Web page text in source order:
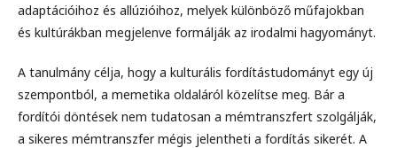
adaptációihoz és allúzióihoz, melyek különböző műfajokban
és kultúrákban megjelenve formálják az irodalmi hagyományt.
A tanulmány célja, hogy a kulturális fordítástudományt egy új
szempontból, a memetika oldaláról közelítse meg. Bár a
fordítói döntések nem tudatosan a mémtranszfert szolgálják,
a sikeres mémtranszfer mégis jelentheti a fordítás sikerét. A